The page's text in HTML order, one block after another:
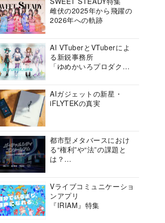
雌伏の2025年から飛躍の
2026年への軌跡
AI VTuberとVTuberによ
る新鋭事務所
「ゆめかいろプロダクシ
AIガジェットの新星・
iFLYTEKの真実
都市型メタバースにおけ
る“権利”や“法”の課題と
は？
ーシアムの挑戦に迫る
Vライブコミュニケーショ
ンアプリ
『IRIAM』特集